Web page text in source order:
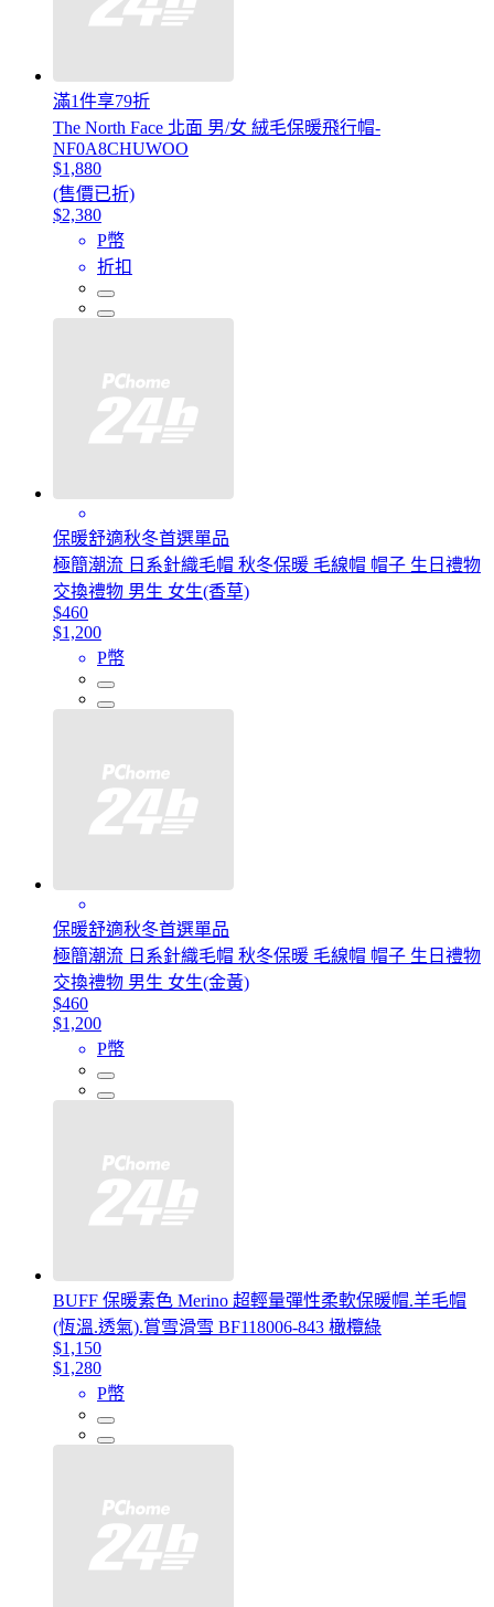
滿1件享79折
The North Face 北面 男/女 絨毛保暖飛行帽-
NF0A8CHUWOO
$1,880
(售價已折)
$2,380
P幣
折扣
保暖舒適秋冬首選單品
極簡潮流 日系針織毛帽 秋冬保暖 毛線帽 帽子 生日禮物
交換禮物 男生 女生(香草)
$460
$1,200
P幣
保暖舒適秋冬首選單品
極簡潮流 日系針織毛帽 秋冬保暖 毛線帽 帽子 生日禮物
交換禮物 男生 女生(金黃)
$460
$1,200
P幣
BUFF 保暖素色 Merino 超輕量彈性柔軟保暖帽.羊毛帽
(恆溫.透氣).賞雪滑雪 BF118006-843 橄欖綠
$1,150
$1,280
P幣